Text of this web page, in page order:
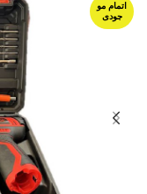
اتمام مو
جودی